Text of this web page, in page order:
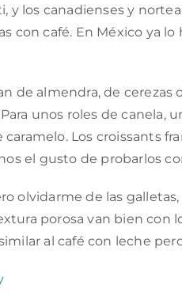
y los canadienses y
con café. En México ya
de almendra, de
unos roles de canela,
Los croissants
el gusto de probarlos
olvidarme de las
porosa van bien con
al café con leche